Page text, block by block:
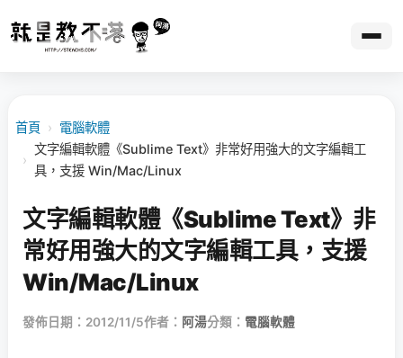
首頁 › 電腦軟體
›
文字編輯軟體《Sublime Text》非常好用強大的文字編輯工
具，支援 Win/Mac/Linux
文字編輯軟體《Sublime Text》非
常好用強大的文字編輯工具，支援
Win/Mac/Linux
發佈日期：2012/11/5作者： 阿湯分類： 電腦軟體